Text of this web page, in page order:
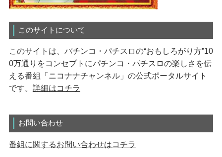
このサイトについて
このサイトは、パチンコ・パチスロの“おもしろがり方”10
0万通りをコンセプトにパチンコ・パチスロの楽しさを伝
える番組「ニコナナチャンネル」の公式ポータルサイト
です。 詳細はコチラ
お問い合わせ
番組に関するお問い合わせはコチラ